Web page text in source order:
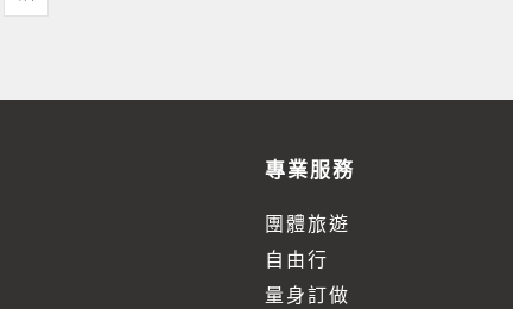
專業服務
團體旅遊
自由行
量身訂做